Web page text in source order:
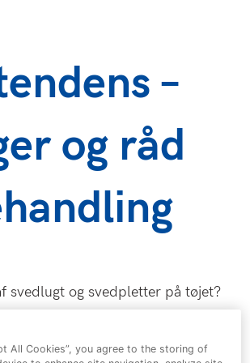
–
og råd
svedlugt og svedpletter på tøjet?
All Cookies”, you agree to the storing of